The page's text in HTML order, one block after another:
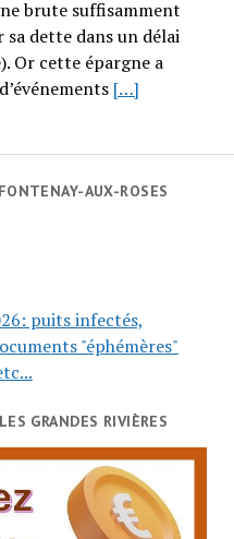
brute suffisamment
dette dans un délai
Or cette épargne a
[…]
AUX-ROSES
puits infectés,
"éphémères"
GRANDES RIVIÈRES